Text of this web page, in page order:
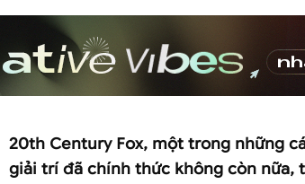
20th Century Fox, một trong những
giải trí đã chính thức không còn nữa,